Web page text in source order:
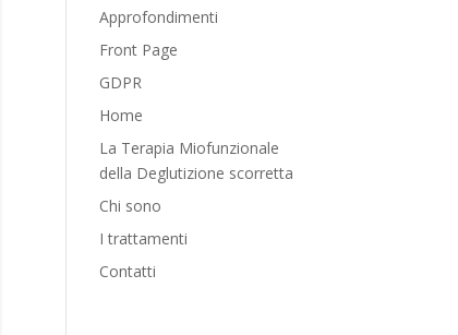
Approfondimenti
Front Page
GDPR
Home
La Terapia Miofunzionale
della Deglutizione scorretta
Chi sono
I trattamenti
Contatti